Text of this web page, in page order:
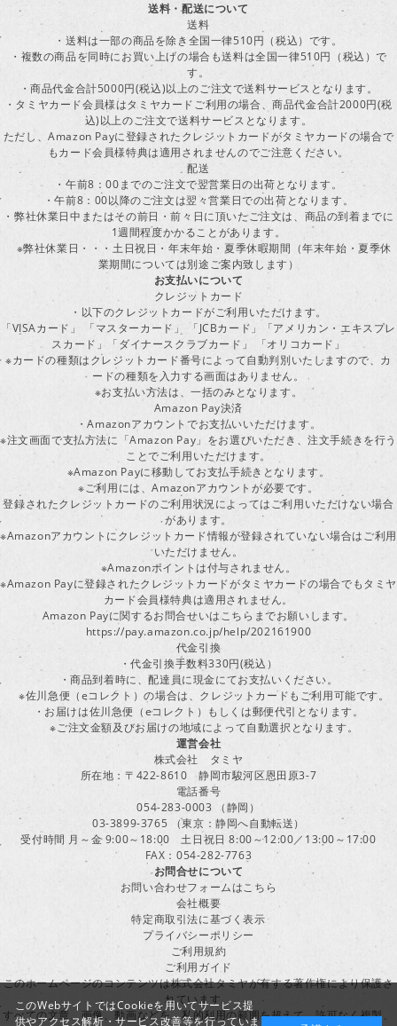
送料・配送について
送料
・送料は一部の商品を除き全国一律510円（税込）です。
・複数の商品を同時にお買い上げの場合も送料は全国一律510円（税込）で
す。
・商品代金合計5000円(税込)以上のご注文で送料サービスとなります。
・タミヤカード会員様はタミヤカードご利用の場合、商品代金合計2000円(税
込)以上のご注文で送料サービスとなります。
ただし、Amazon Payに登録されたクレジットカードがタミヤカードの場合で
もカード会員様特典は適用されませんのでご注意ください。
配送
・午前8：00までのご注文で翌営業日の出荷となります。
・午前8：00以降のご注文は翌々営業日での出荷となります。
・弊社休業日中またはその前日・前々日に頂いたご注文は、商品の到着までに
1週間程度かかることがあります。
※弊社休業日・・・土日祝日・年末年始・夏季休暇期間（年末年始・夏季休
業期間については別途ご案内致します）
お支払いについて
クレジットカード
・以下のクレジットカードがご利用いただけます。
「VISAカード」 「マスターカード」 「JCBカード」「アメリカン・エキスプレ
スカード」「ダイナースクラブカード」 「オリコカード」
※カードの種類はクレジットカード番号によって自動判別いたしますので、カ
ードの種類を入力する画面はありません。
※お支払い方法は、一括のみとなります。
Amazon Pay決済
・Amazonアカウントでお支払いいただけます。
※注文画面で支払方法に「Amazon Pay」をお選びいただき、注文手続きを行う
ことでご利用いただけます。
※Amazon Payに移動してお支払手続きとなります。
※ご利用には、Amazonアカウントが必要です。
登録されたクレジットカードのご利用状況によってはご利用いただけない場合
があります。
※Amazonアカウントにクレジットカード情報が登録されていない場合はご利用
いただけません。
※Amazonポイントは付与されません。
※Amazon Payに登録されたクレジットカードがタミヤカードの場合でもタミヤ
カード会員様特典は適用されません。
Amazon Payに関するお問合せいはこちらまでお願いします。
https://pay.amazon.co.jp/help/202161900
代金引換
・代金引換手数料330円(税込）
・商品到着時に、配達員に現金にてお支払いください。
※佐川急便（eコレクト）の場合は、クレジットカードもご利用可能です。
・お届けは佐川急便（eコレクト）もしくは郵便代引となります。
※ご注文金額及びお届けの地域によって自動選択となります。
運営会社
株式会社 タミヤ
所在地：〒422-8610 静岡市駿河区恩田原3-7
電話番号
054-283-0003 （静岡）
03-3899-3765 （東京：静岡へ自動転送）
受付時間 月～金 9:00～18:00 土日祝日 8:00～12:00／13:00～17:00
FAX：054-282-7763
お問合せについて
お問い合わせフォームはこちら
会社概要
特定商取引法に基づく表示
プライバシーポリシー
ご利用規約
ご利用ガイド
このホームページのコンテンツは株式会社タミヤが有する著作権により保護さ
れています。
すべての文章、画像、動画などを、私的利用の範囲を超えて、許可なく複製、
このWebサイトではCookieを用いてサービス提
供やアクセス解析・サービス改善等を行っていま